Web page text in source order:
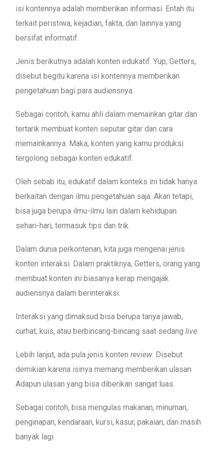
isi kontennya adalah memberikan informasi. Entah itu
terkait peristiwa, kejadian, fakta, dan lainnya yang
bersifat informatif.
Jenis berikutnya adalah konten edukatif. Yup, Getters,
disebut begitu karena isi kontennya memberikan
pengetahuan bagi para audiensnya.
Sebagai contoh, kamu ahli dalam memainkan gitar dan
tertarik membuat konten seputar gitar dan cara
memainkannya. Maka, konten yang kamu produksi
tergolong sebagai konten edukatif.
Oleh sebab itu, edukatif dalam konteks ini tidak hanya
berkaitan dengan ilmu pengetahuan saja. Akan tetapi,
bisa juga berupa ilmu-ilmu lain dalam kehidupan
sehari-hari, termasuk tips dan trik.
Dalam dunia perkontenan, kita juga mengenai jenis
konten interaksi. Dalam praktiknya, Getters, orang yang
membuat konten ini biasanya kerap mengajak
audiensnya dalam berinteraksi.
Interaksi yang dimaksud bisa berupa tanya jawab,
curhat, kuis, atau berbincang-bincang saat sedanglive.
Lebih lanjut, ada pula jenis kontenreview. Disebut
demikian karena isinya memang memberikan ulasan.
Adapun ulasan yang bisa diberikan sangat luas.
Sebagai contoh, bisa mengulas makanan, minuman,
penginapan, kendaraan, kursi, kasur, pakaian, dan masih
banyak lagi.